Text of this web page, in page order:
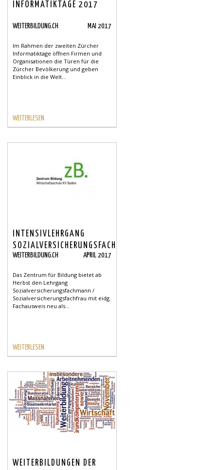
INFORMATIKTAGE 2017
WEITERBILDUNG.CH MAI 2017
Im Rahmen der zweiten Zürcher
Informatiktage öffnen Firmen und
Organisationen die Türen für die
Zürcher Bevölkerung und geben
Einblick in die Welt...
WEITERLESEN
INTENSIVLEHRGANG
SOZIALVERSICHERUNGSFACHLEUTE
AB HERBST
WEITERBILDUNG.CH APRIL 2017
Das Zentrum für Bildung bietet ab
Herbst den Lehrgang
Sozialversicherungsfachmann /
Sozialversicherungsfachfrau mit eidg.
Fachausweis neu als...
WEITERLESEN
WEITERBILDUNGEN DER